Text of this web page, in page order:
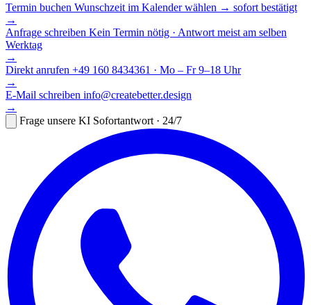
Termin buchen Wunschzeit im Kalender wählen → sofort bestätigt
→
Anfrage schreiben Kein Termin nötig · Antwort meist am selben
Werktag
→
Direkt anrufen +49 160 8434361 · Mo – Fr 9–18 Uhr
→
E-Mail schreiben info@createbetter.design
→
Frage unsere KI Sofortantwort · 24/7